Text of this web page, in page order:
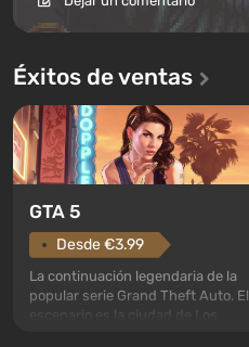
Éxitos de ventas
GTA 5
Desde €3.99
La continuación legendaria de la
popular serie Grand Theft Auto. El
escenario es la ciudad de Los